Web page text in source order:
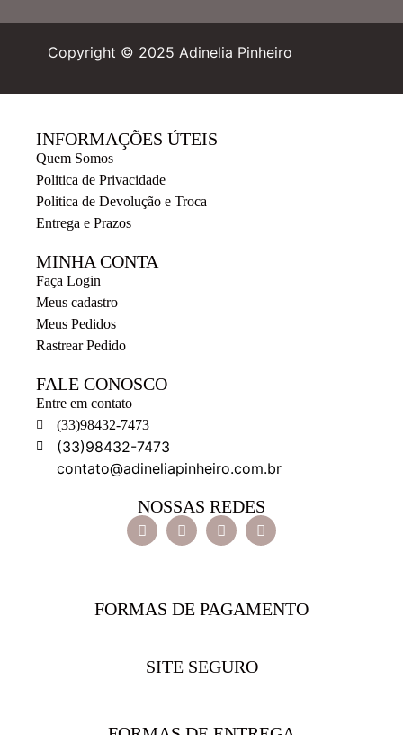
Copyright © 2025 Adinelia Pinheiro
INFORMAÇÕES ÚTEIS
Quem Somos
Politica de Privacidade
Politica de Devolução e Troca
Entrega e Prazos
MINHA CONTA
Faça Login
Meus cadastro
Meus Pedidos
Rastrear Pedido
FALE CONOSCO
Entre em contato
(33)98432-7473
(33)98432-7473
contato@adineliapinheiro.com.br
NOSSAS REDES
FORMAS DE PAGAMENTO
SITE SEGURO